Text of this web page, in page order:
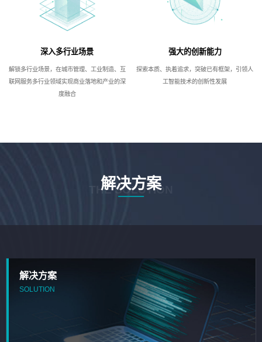
深入多行业场景
解锁多行业场景，在城市管理、工业制造、互
联网服务多行业领域实现商业落地和产业的深
度融合
强大的创新能力
探索本质、执着追求，突破已有框架，引领人
工智能技术的创新性发展
解决方案
THE SOLUTION
解决方案
SOLUTION